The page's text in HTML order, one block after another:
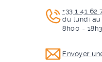
+33 1 41 62
du lundi au
8h00 -
Envoyer